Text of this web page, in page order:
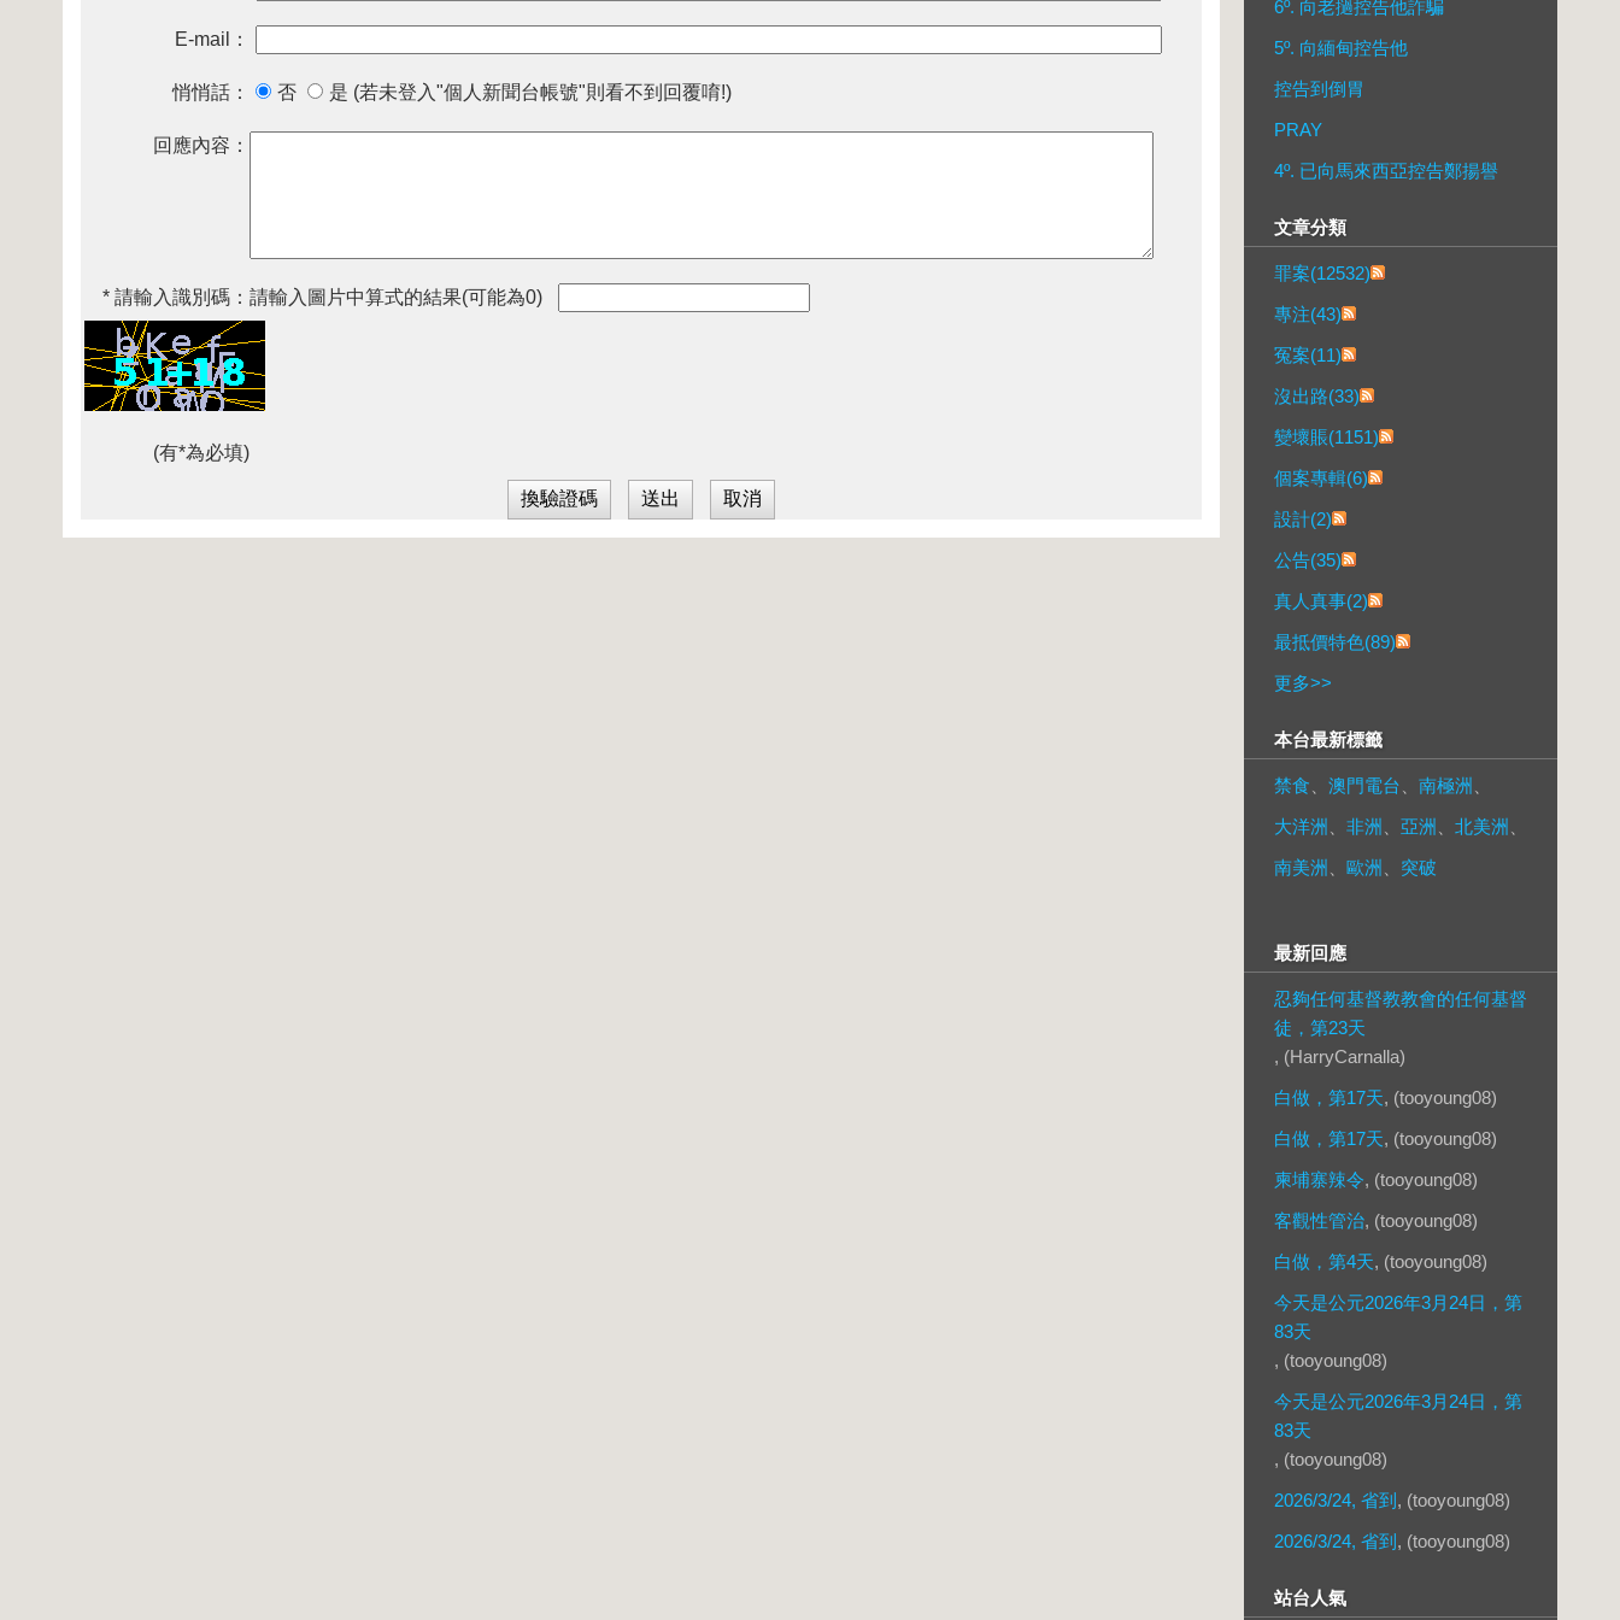
E-mail：
悄悄話： 否 是 (若未登入"個人新聞台帳號"則看不到回覆唷!)
回應內容：
* 請輸入識別碼： 請輸入圖片中算式的結果(可能為0)
(有*為必填)
6º. 向老撾控告他詐騙
5º. 向緬甸控告他
控告到倒胃
PRAY
4º. 已向馬來西亞控告鄭揚譽
文章分類
罪案(12532)
專注(43)
冤案(11)
沒出路(33)
變壞賬(1151)
個案專輯(6)
設計(2)
公告(35)
真人真事(2)
最抵價特色(89)
更多>>
本台最新標籤
禁食 澳門電台 南極洲
大洋洲
非洲 亞洲 北美洲
南美洲
歐洲 突破
最新回應
忍夠任何基督教教會的任何基督
徒，第23天
, (HarryCarnalla)
白做，第17天, (tooyoung08)
白做，第17天, (tooyoung08)
柬埔寨辣令, (tooyoung08)
客觀性管治, (tooyoung08)
白做，第4天, (tooyoung08)
今天是公元2026年3月24日，第
83天
, (tooyoung08)
今天是公元2026年3月24日，第
83天
, (tooyoung08)
2026/3/24, 省到 , (tooyoung08)
2026/3/24, 省到 , (tooyoung08)
站台人氣